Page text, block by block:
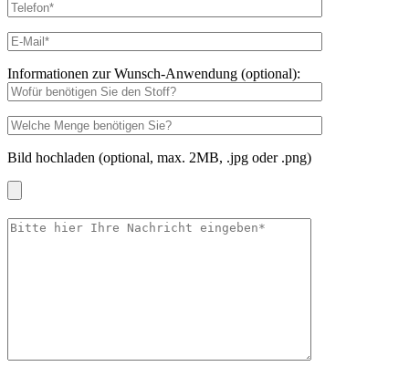
Informationen zur Wunsch-Anwendung (optional):
Bild hochladen (optional, max. 2MB, .jpg oder .png)